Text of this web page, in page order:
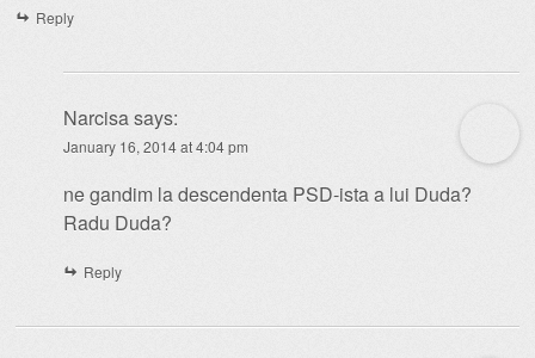
Reply
Narcisasays:
January 16, 2014 at 4:04 pm
ne gandim la descendenta PSD-ista a lui Duda?
Radu Duda?
Reply